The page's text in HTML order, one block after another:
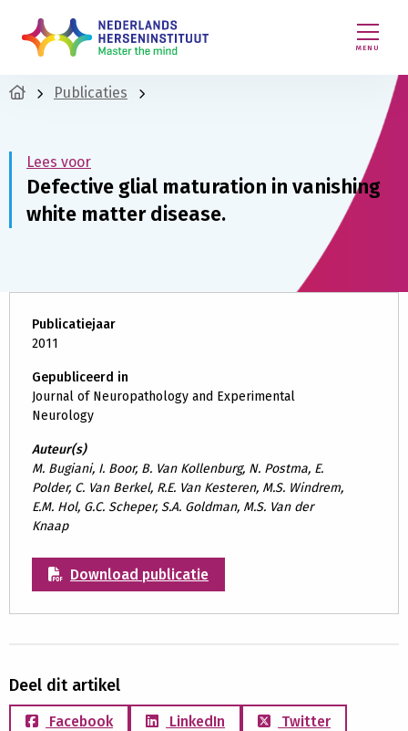
MENU
Publicaties
Lees voor
Defective glial maturation in vanishing
white matter disease.
Publicatiejaar
2011
Gepubliceerd in
Journal of Neuropathology and Experimental
Neurology
Auteur(s)
M. Bugiani, I. Boor, B. Van Kollenburg, N. Postma, E.
Polder, C. Van Berkel, R.E. Van Kesteren, M.S. Windrem,
E.M. Hol, G.C. Scheper, S.A. Goldman, M.S. Van der
Knaap
Download publicatie
Deel dit artikel
Facebook LinkedIn
Twitter